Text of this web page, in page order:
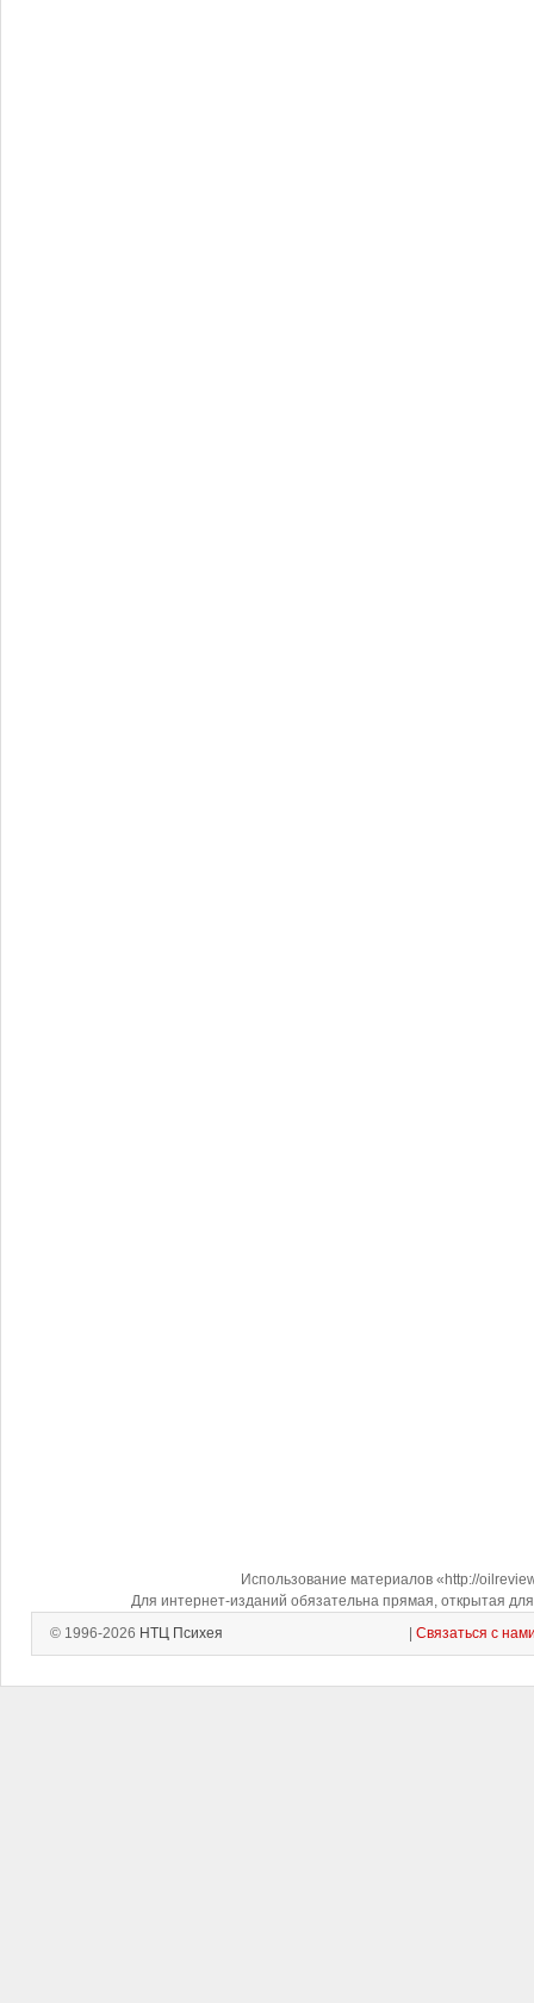
Использование материалов «http://
Для интернет-изданий обязательна прямая, открытая
© 1996-2026 НТЦ Психея Связаться с